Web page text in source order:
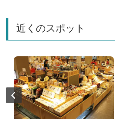
近くのスポット